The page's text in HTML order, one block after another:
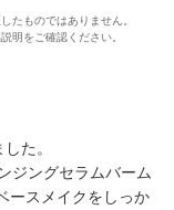
たものではありません。
明をご確認ください。
た。
ジングセラムバーム
ースメイクをしっか